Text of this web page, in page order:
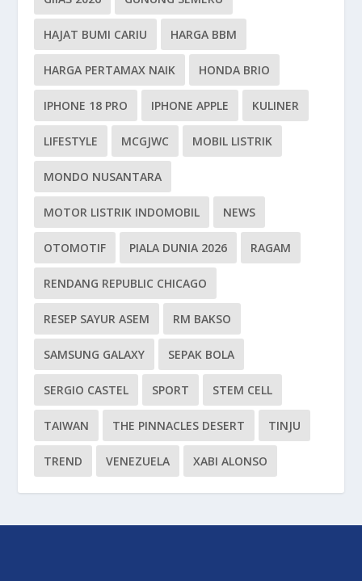
HAJAT BUMI CARIU HARGA BBM
HARGA PERTAMAX NAIK HONDA BRIO
IPHONE 18 PRO IPHONE APPLE KULINER
LIFESTYLE MCGJWC MOBIL LISTRIK
MONDO NUSANTARA
MOTOR LISTRIK INDOMOBIL NEWS
OTOMOTIF PIALA DUNIA 2026 RAGAM
RENDANG REPUBLIC CHICAGO
RESEP SAYUR ASEM RM BAKSO
SAMSUNG GALAXY SEPAK BOLA
SERGIO CASTEL SPORT STEM CELL
TAIWAN THE PINNACLES DESERT TINJU
TREND VENEZUELA XABI ALONSO